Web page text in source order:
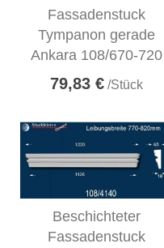
Fassadenstuck
Tympanon gerade
Ankara 108/670-720
79,83 € /Stück
Beschichteter
Fassadenstuck